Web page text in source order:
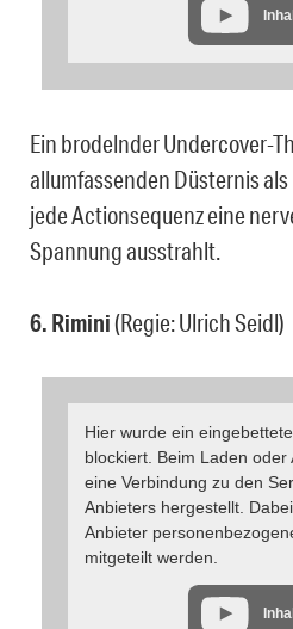
Ein brodelnder Undercover-
allumfassenden Düsternis
jede Actionsequenz eine
Spannung ausstrahlt.
6. Rimini(Regie: Ulrich Seidl)
Hier wurde ein
blockiert. Beim Laden oder
eine Verbindung zu den
Anbieters hergestellt.
Anbieter
mitgeteilt werden.